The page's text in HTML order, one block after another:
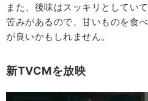
また、後味はスッキリとしてい
苦みがあるので、甘いものを食
が良いかもしれません。
新TVCMを放映